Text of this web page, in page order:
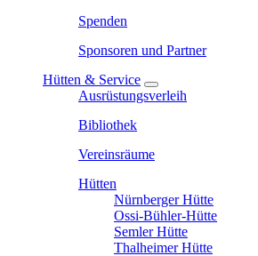
Spenden
Sponsoren und Partner
Hütten & Service
Ausrüstungsverleih
Bibliothek
Vereinsräume
Hütten
Nürnberger Hütte
Ossi-Bühler-Hütte
Semler Hütte
Thalheimer Hütte